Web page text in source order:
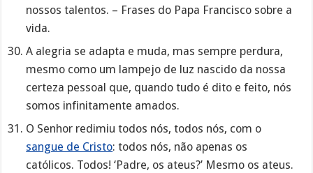
nossos talentos. – Frases do Papa Francisco sobre a
vida.
A alegria se adapta e muda, mas sempre perdura,
mesmo como um lampejo de luz nascido da nossa
certeza pessoal que, quando tudo é dito e feito, nós
somos infinitamente amados.
O Senhor redimiu todos nós, todos nós, com o
sangue de Cristo: todos nós, não apenas os
católicos. Todos! ‘Padre, os ateus?’ Mesmo os ateus.